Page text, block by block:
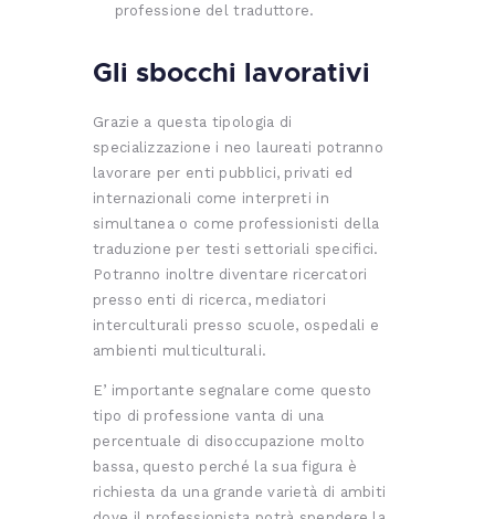
professione del traduttore.
Gli sbocchi lavorativi
Grazie a questa tipologia di
specializzazione i neo laureati potranno
lavorare per enti pubblici, privati ed
internazionali come interpreti in
simultanea o come professionisti della
traduzione per testi settoriali specifici.
Potranno inoltre diventare ricercatori
presso enti di ricerca, mediatori
interculturali presso scuole, ospedali e
ambienti multiculturali.
E’ importante segnalare come questo
tipo di professione vanta di una
percentuale di disoccupazione molto
bassa, questo perché la sua figura è
richiesta da una grande varietà di ambiti